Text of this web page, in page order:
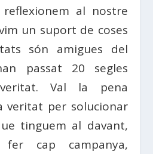
al nostre
un suport de coses
són amigues del
passat 20 segles
Val la pena
veritat per solucionar
tinguem al davant,
cap campanya,